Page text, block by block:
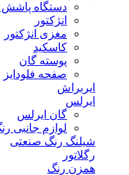
دستگاه پاشش
انژکتور
مغزی انژکتور
کاسکید
پوسته گان
صفحه فلودایز
ایربراش
ایرلس
گان ایرلس
لوازم جانبی
شیلنگ رنگ صنعتی
رگلاتور
همزن رنگ